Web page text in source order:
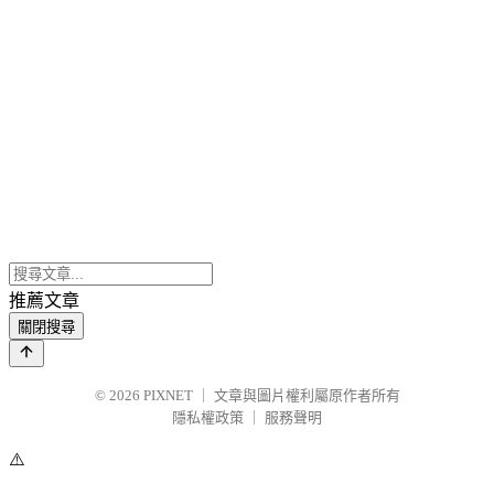
推薦文章
關閉搜尋
© 2026 PIXNET
文章與圖片權利屬原作者所有
隱私權政策
服務聲明
⚠️